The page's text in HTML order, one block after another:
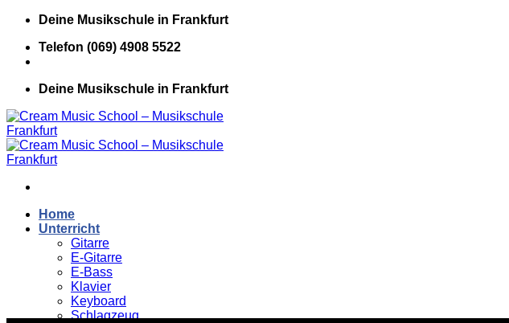
Zum
springen
Deine Musikschule in Frankfurt
Telefon (069) 4908 5522
Deine Musikschule in Frankfurt
Home
Unterricht
Gitarre
E-Gitarre
E-Bass
Klavier
Keyboard
Schlagzeug